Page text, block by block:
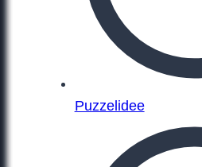
Puzzelidee